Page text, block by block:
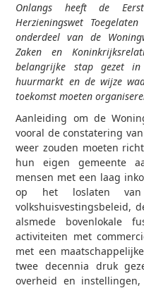
Onlangs heeft de
Herzieningswet
onderdeel van de
Zaken en
belangrijke stap gezet
huurmarkt en de wijze
toekomst moeten
Aanleiding om de
vooral de constatering
weer zouden moeten
hun eigen gemeente
mensen met een laag
op het loslaten
volkshuisvestingsbeleid,
alsmede bovenlokale
activiteiten met
met een
twee decennia druk
overheid en